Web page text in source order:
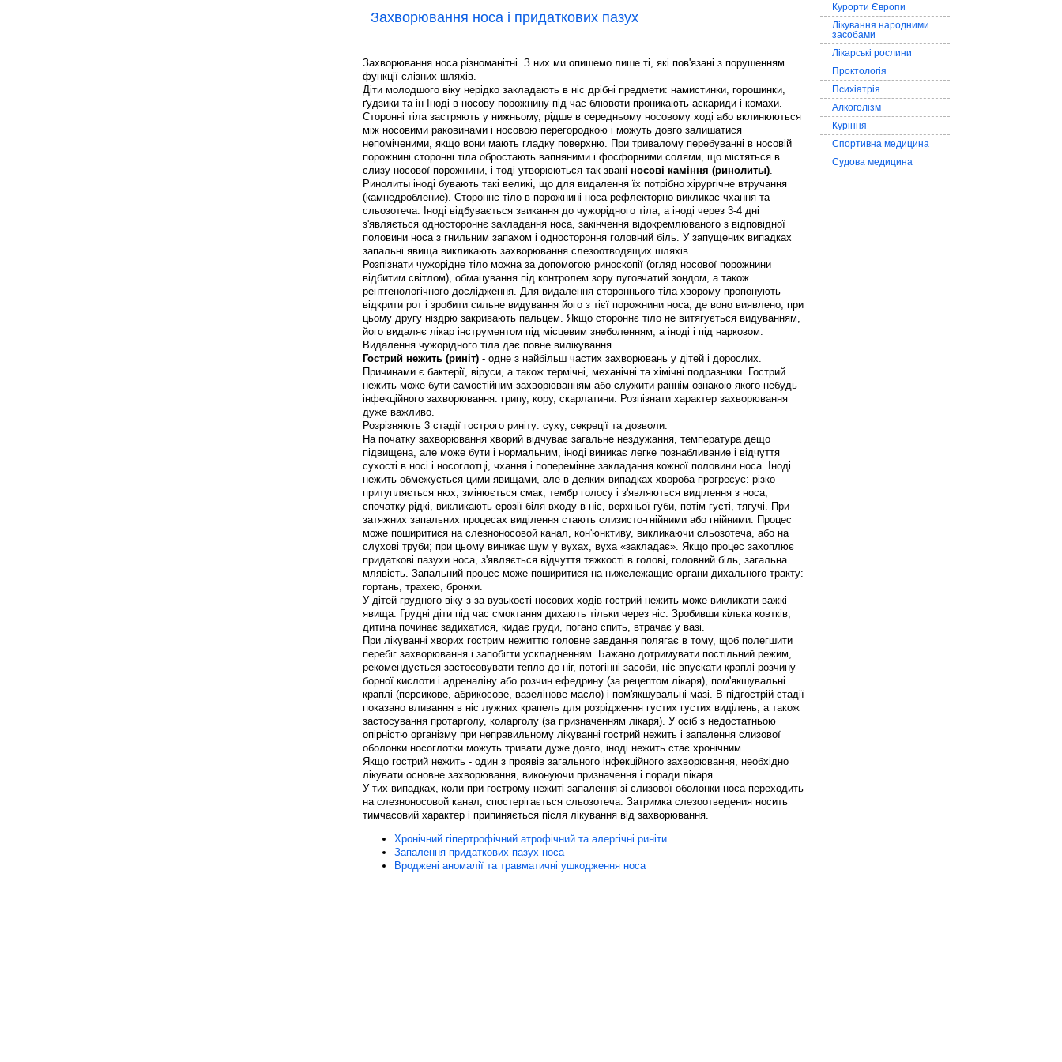
Захворювання носа і придаткових пазух
Захворювання носа різноманітні. З них ми опишемо лише ті, які пов'язані з порушенням
функції слізних шляхів.
Діти молодшого віку нерідко закладають в ніс дрібні предмети: намистинки, горошинки,
ґудзики та ін Іноді в носову порожнину під час блювоти проникають аскариди і комахи.
Сторонні тіла застряють у нижньому, рідше в середньому носовому ході або вклинюються
між носовими раковинами і носовою перегородкою і можуть довго залишатися
непоміченими, якщо вони мають гладку поверхню. При тривалому перебуванні в носовій
порожнині сторонні тіла обростають вапняними і фосфорними солями, що містяться в
слизу носової порожнини, і тоді утворюються так звані носові каміння (ринолиты).
Ринолиты іноді бувають такі великі, що для видалення їх потрібно хірургічне втручання
(камнедробление). Стороннє тіло в порожнині носа рефлекторно викликає чхання та
сльозотеча. Іноді відбувається звикання до чужорідного тіла, а іноді через 3-4 дні
з'являється одностороннє закладання носа, закінчення відокремлюваного з відповідної
половини носа з гнильним запахом і одностороння головний біль. У запущених випадках
запальні явища викликають захворювання слезоотводящих шляхів.
Розпізнати чужорідне тіло можна за допомогою риноскопії (огляд носової порожнини
відбитим світлом), обмацування під контролем зору пуговчатий зондом, а також
рентгенологічного дослідження. Для видалення стороннього тіла хворому пропонують
відкрити рот і зробити сильне видування його з тієї порожнини носа, де воно виявлено, при
цьому другу ніздрю закривають пальцем. Якщо стороннє тіло не витягується видуванням,
його видаляє лікар інструментом під місцевим знеболенням, а іноді і під наркозом.
Видалення чужорідного тіла дає повне вилікування.
Гострий нежить (риніт) - одне з найбільш частих захворювань у дітей і дорослих.
Причинами є бактерії, віруси, а також термічні, механічні та хімічні подразники. Гострий
нежить може бути самостійним захворюванням або служити раннім ознакою якого-небудь
інфекційного захворювання: грипу, кору, скарлатини. Розпізнати характер захворювання
дуже важливо.
Розрізняють 3 стадії гострого риніту: суху, секреції та дозволи.
На початку захворювання хворий відчуває загальне нездужання, температура дещо
підвищена, але може бути і нормальним, іноді виникає легке познабливание і відчуття
сухості в носі і носоглотці, чхання і поперемінне закладання кожної половини носа. Іноді
нежить обмежується цими явищами, але в деяких випадках хвороба прогресує: різко
притупляється нюх, змінюється смак, тембр голосу і з'являються виділення з носа,
спочатку рідкі, викликають ерозії біля входу в ніс, верхньої губи, потім густі, тягучі. При
затяжних запальних процесах виділення стають слизисто-гнійними або гнійними. Процес
може поширитися на слезноносовой канал, кон'юнктиву, викликаючи сльозотеча, або на
слухові труби; при цьому виникає шум у вухах, вуха «закладає». Якщо процес захоплює
придаткові пазухи носа, з'являється відчуття тяжкості в голові, головний біль, загальна
млявість. Запальний процес може поширитися на нижележащие органи дихального тракту:
гортань, трахею, бронхи.
У дітей грудного віку з-за вузькості носових ходів гострий нежить може викликати важкі
явища. Грудні діти під час смоктання дихають тільки через ніс. Зробивши кілька ковтків,
дитина починає задихатися, кидає груди, погано спить, втрачає у вазі.
При лікуванні хворих гострим нежиттю головне завдання полягає в тому, щоб полегшити
перебіг захворювання і запобігти ускладненням. Бажано дотримувати постільний режим,
рекомендується застосовувати тепло до ніг, потогінні засоби, ніс впускати краплі розчину
борної кислоти і адреналіну або розчин ефедрину (за рецептом лікаря), пом'якшувальні
краплі (персикове, абрикосове, вазелінове масло) і пом'якшувальні мазі. В підгострій стадії
показано вливання в ніс лужних крапель для розрідження густих густих виділень, а також
застосування протарголу, коларголу (за призначенням лікаря). У осіб з недостатньою
опірністю організму при неправильному лікуванні гострий нежить і запалення слизової
оболонки носоглотки можуть тривати дуже довго, іноді нежить стає хронічним.
Якщо гострий нежить - один з проявів загального інфекційного захворювання, необхідно
лікувати основне захворювання, виконуючи призначення і поради лікаря.
У тих випадках, коли при гострому нежиті запалення зі слизової оболонки носа переходить
на слезноносовой канал, спостерігається сльозотеча. Затримка слезоотведения носить
тимчасовий характер і припиняється після лікування від захворювання.
Хронічний гіпертрофічний атрофічний та алергічні риніти
Запалення придаткових пазух носа
Вроджені аномалії та травматичні ушкодження носа
Курорти Європи
Лікування народними
засобами
Лікарські рослини
Проктологія
Психіатрія
Алкоголізм
Куріння
Спортивна медицина
Судова медицина